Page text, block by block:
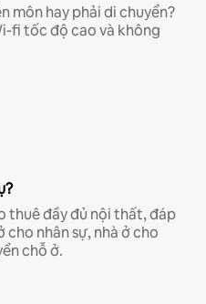
môn hay phải di chuyển?
fi tốc độ cao và không
thuê đầy đủ nội thất, đáp
cho nhân sự, nhà ở cho
chỗ ở.